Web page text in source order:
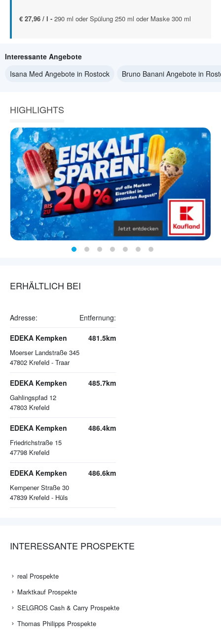
€ 27,96 / l - 290 ml oder Spülung 250 ml oder Maske 300 ml
Interessante Angebote
Isana Med Angebote in Rostock
Bruno Banani Angebote in
HIGHLIGHTS
ERHÄLTLICH BEI
Adresse: Entfernung:
EDEKA Kempken
Moerser Landstraße 345
47802 Krefeld - Traar
481.5km
EDEKA Kempken
Gahlingspfad 12
47803 Krefeld
485.7km
EDEKA Kempken
Friedrichstraße 15
47798 Krefeld
486.4km
EDEKA Kempken
Kempener Straße 30
47839 Krefeld - Hüls
486.6km
INTERESSANTE PROSPEKTE
real Prospekte
Marktkauf Prospekte
SELGROS Cash & Carry Prospekte
Thomas Philipps Prospekte